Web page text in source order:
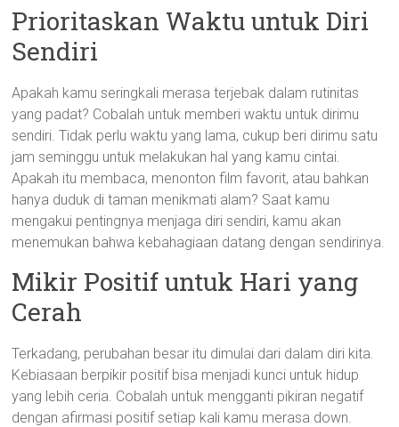
Prioritaskan Waktu untuk Diri
Sendiri
Apakah kamu seringkali merasa terjebak dalam rutinitas
yang padat? Cobalah untuk memberi waktu untuk dirimu
sendiri. Tidak perlu waktu yang lama, cukup beri dirimu satu
jam seminggu untuk melakukan hal yang kamu cintai.
Apakah itu membaca, menonton film favorit, atau bahkan
hanya duduk di taman menikmati alam? Saat kamu
mengakui pentingnya menjaga diri sendiri, kamu akan
menemukan bahwa kebahagiaan datang dengan sendirinya.
Mikir Positif untuk Hari yang
Cerah
Terkadang, perubahan besar itu dimulai dari dalam diri kita.
Kebiasaan berpikir positif bisa menjadi kunci untuk hidup
yang lebih ceria. Cobalah untuk mengganti pikiran negatif
dengan afirmasi positif setiap kali kamu merasa down.